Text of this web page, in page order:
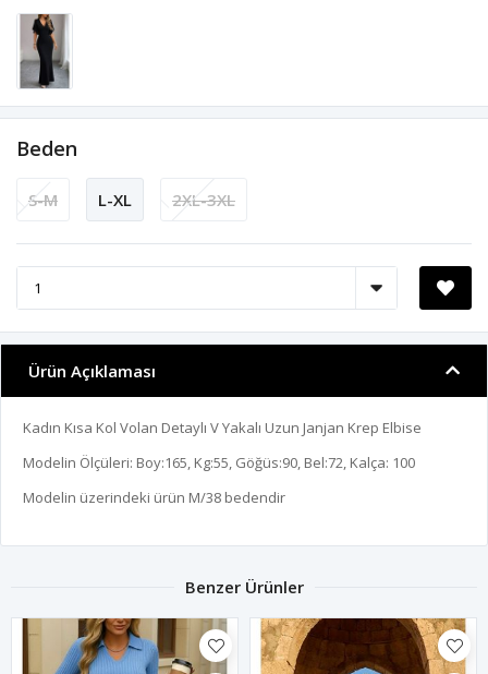
Beden
S-M L-XL 2XL-3XL
Ürün Açıklaması
Kadın Kısa Kol Volan Detaylı V Yakalı Uzun Janjan Krep Elbise
Modelin Ölçüleri: Boy:165, Kg:55, Göğüs:90, Bel:72, Kalça: 100
Modelin üzerindeki ürün M/38 bedendir
Benzer Ürünler